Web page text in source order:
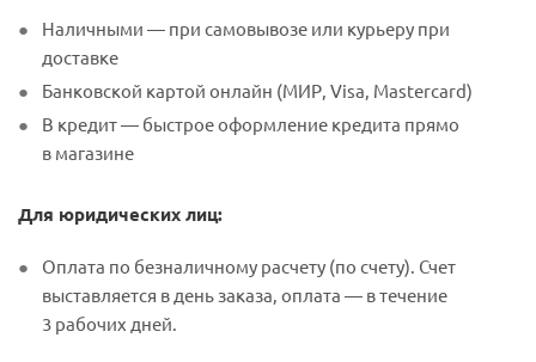
Наличными — при самовывозе или курьеру при
доставке
Банковской картой онлайн (МИР, Visa, Mastercard)
В кредит — быстрое оформление кредита прямо
в магазине
Для юридических лиц:
Оплата по безналичному расчету (по счету). Счет
выставляется в день заказа, оплата — в течение
3 рабочих дней.